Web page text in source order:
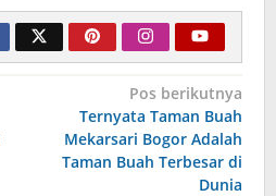
Pos berikutnya
Ternyata Taman Buah
Mekarsari Bogor Adalah
Taman Buah Terbesar di
Dunia